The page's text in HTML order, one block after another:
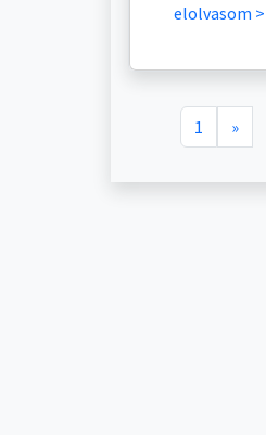
elolvasom >
1 »